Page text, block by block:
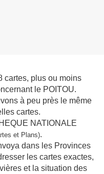
cartes, plus ou moins
le POITOU.
à peu près le même
cartes.
NATIONALE
et Plans).
dans les Provinces
les cartes exactes,
et la situation des